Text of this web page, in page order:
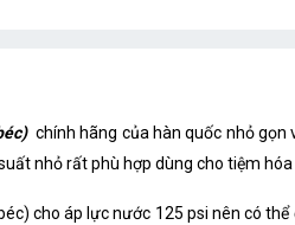
chính hãng của hàn quốc nhỏ
nhỏ rất phù hợp dùng cho tiệm
cho áp lực nước 125 psi nên có